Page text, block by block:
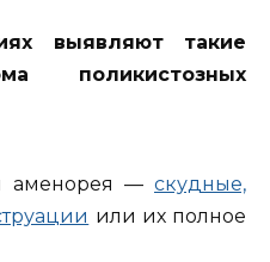
выявляют такие
поликистозных
аменорея — скудные,
или их полное